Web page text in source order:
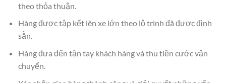
theo thỏa thuận.
Hàng được tập kết lên xe lớn theo lộ trình đã được định
sẵn.
Hàng đưa đến tận tay khách hàng và thu tiền cước vận
chuyển.